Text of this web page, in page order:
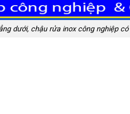
dưới, chậu rửa inox công nghiệp